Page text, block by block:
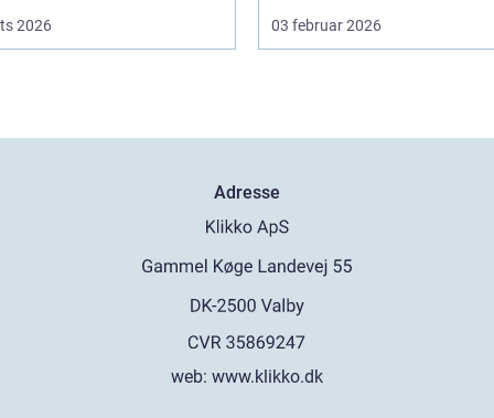
2026 03 februar 2026
Adresse
web: www.klikko.dk